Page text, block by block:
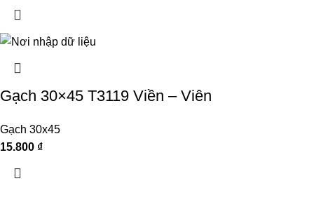
Gạch 30×45 T3119 Viền – Viên
Gạch 30x45
15.800 ₫